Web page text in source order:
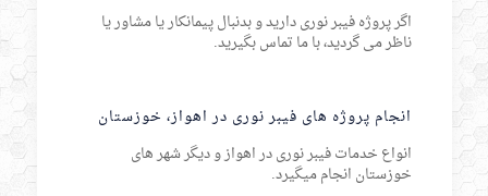
اگر پروژه فیبر نوری دارید و بدنبال پیمانکار یا مشاور یا
ناظر می گردید، با ما تماس بگیرید.
انجام پروژه های فیبر نوری در اهواز، خوزستان
انواع خدمات فیبر نوری در اهواز و دیگر شهر های
خوزستان انجام میگیرد.